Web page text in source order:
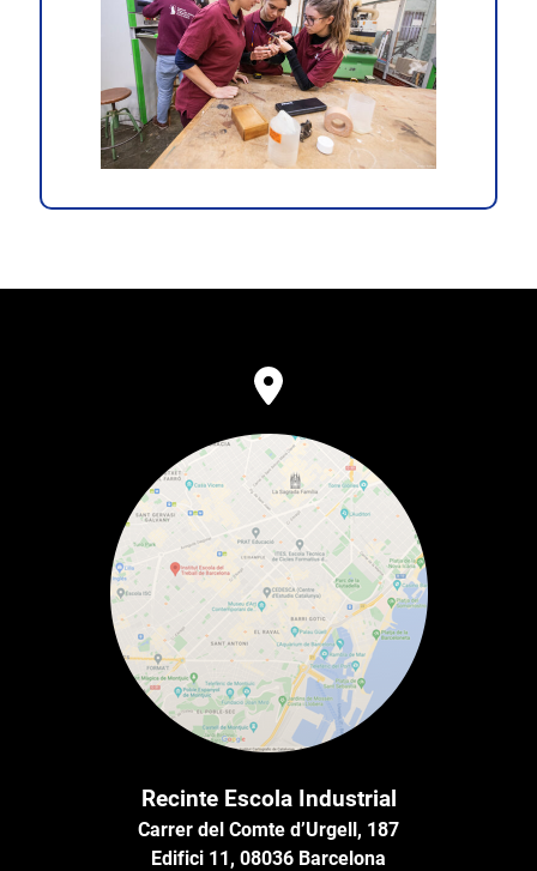
Recinte Escola Industrial
Carrer del Comte d’Urgell, 187
Edifici 11, 08036 Barcelona